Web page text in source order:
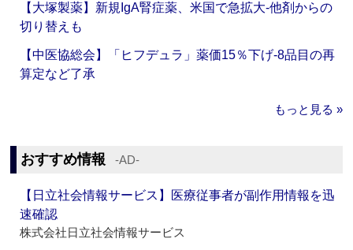
【大塚製薬】新規IgA腎症薬、米国で急拡大‐他剤からの
切り替えも
【中医協総会】「ヒフデュラ」薬価15％下げ‐8品目の再
算定など了承
もっと見る »
おすすめ情報 ‐AD‐
【日立社会情報サービス】医療従事者が副作用情報を迅
速確認
株式会社日立社会情報サービス